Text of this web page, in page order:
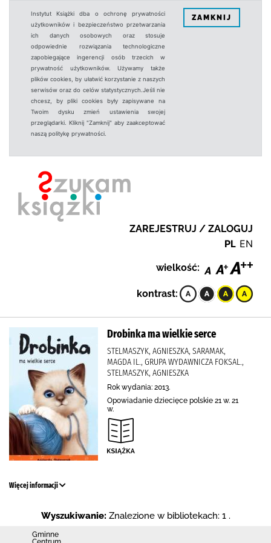
Instytut Książki dba o ochronę prywatności
użytkowników i bezpieczeństwo przetwarzania
ich danych osobowych oraz stosuje
odpowiednie rozwiązania technologiczne
zapobiegające ingerencji osób trzecich w
prywatność użytkowników. Używamy także
plików cookies, by ułatwić korzystanie z naszych
serwisów oraz do celów statystycznych.Jeśli nie
chcesz, by pliki cookies były zapisywane na
Twoim dysku zmień ustawienia swojej
przeglądarki. Kliknij "Zamknij" aby zaakceptować
naszą politykę prywatności.
ZAMKNIJ
ZAREJESTRUJ / ZALOGUJ
PL EN
wielkość:
kontrast:
Drobinka ma wielkie serce
STELMASZYK, AGNIESZKA, SARAMAK,
MAGDA IL., GRUPA WYDAWNICZA FOKSAL.,
STELMASZYK, AGNIESZKA
Rok wydania: 2013.
Opowiadanie dziecięce polskie 21 w. 21
w.
Więcej informacji
Wyszukiwanie: Znalezione w bibliotekach: 1 .
Gminne